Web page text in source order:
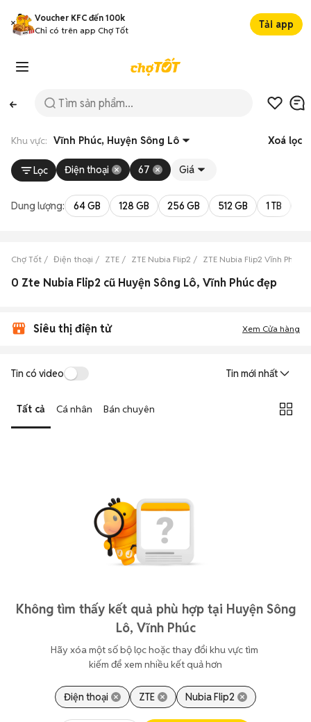
Voucher KFC đến 100k
Chỉ có trên app Chợ Tốt
Tải app
Khu vực: Vĩnh Phúc, Huyện Sông Lô Xoá lọc
Lọc Điện thoại 67 Giá
Dung lượng: 64 GB 128 GB 256 GB 512 GB 1 TB
Chợ Tốt Điện thoại ZTE ZTE Nubia Flip2 ZTE Nubia Flip2 Vĩnh Phúc
0 Zte Nubia Flip2 cũ Huyện Sông Lô, Vĩnh Phúc đẹp
Siêu thị điện tử Xem Cửa hàng
Tin có video Tin mới nhất
Tất cả Cá nhân Bán chuyên
Không tìm thấy kết quả phù hợp tại Huyện Sông
Lô, Vĩnh Phúc
Hãy xóa một số bộ lọc hoặc thay đổi khu vực tìm
kiếm để xem nhiều kết quả hơn
Điện thoại ZTE Nubia Flip2